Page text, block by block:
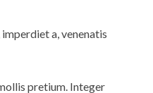
a, venenatis
pretium. Integer